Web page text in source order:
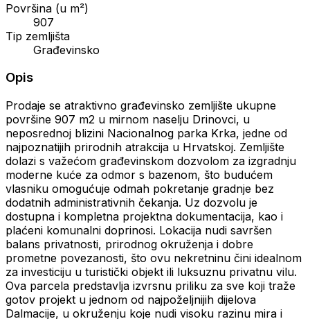
Površina (u m²)
907
Tip zemljišta
Građevinsko
Opis
Prodaje se atraktivno građevinsko zemljište ukupne
površine 907 m2 u mirnom naselju Drinovci, u
neposrednoj blizini Nacionalnog parka Krka, jedne od
najpoznatijih prirodnih atrakcija u Hrvatskoj. Zemljište
dolazi s važećom građevinskom dozvolom za izgradnju
moderne kuće za odmor s bazenom, što budućem
vlasniku omogućuje odmah pokretanje gradnje bez
dodatnih administrativnih čekanja. Uz dozvolu je
dostupna i kompletna projektna dokumentacija, kao i
plaćeni komunalni doprinosi. Lokacija nudi savršen
balans privatnosti, prirodnog okruženja i dobre
prometne povezanosti, što ovu nekretninu čini idealnom
za investiciju u turistički objekt ili luksuznu privatnu vilu.
Ova parcela predstavlja izvrsnu priliku za sve koji traže
gotov projekt u jednom od najpoželjnijih dijelova
Dalmacije, u okruženju koje nudi visoku razinu mira i